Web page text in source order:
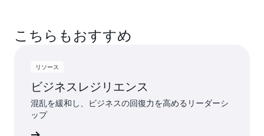
こちらもおすすめ
リソース
ビジネスレジリエンス
混乱を緩和し、ビジネスの回復力を高めるリーダーシ
ップ